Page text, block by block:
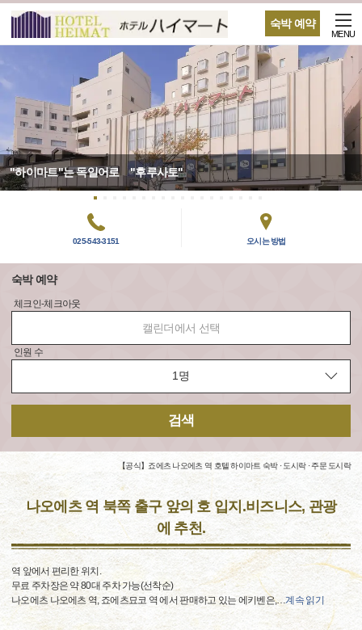
숙박 예약
MENU
"하이마트"는 독일어로 "후루사토"
025-543-3151 오시는 방법
숙박 예약
체크인-체크아웃
캘린더에서 선택
인원 수
검색
【공식】죠에츠 나오에츠 역 호텔 하이마트 숙박 · 도시락 · 주문 도시락
나오에츠 역 북쪽 출구 앞의 호 입지.비즈니스, 관광
에 추천.
역 앞에서 편리한 위치.
무료 주차장은 약 80대 주차 가능(선착순)
나오에츠 나오에츠 역, 죠에츠묘코 역 에서 판매하고 있는 에키벤은,…계속 읽기